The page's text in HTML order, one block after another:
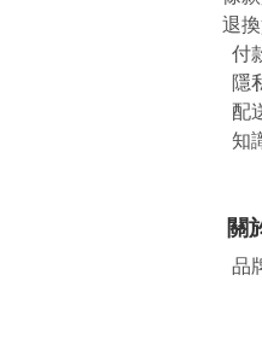
退
付
隱
配
知
關
品